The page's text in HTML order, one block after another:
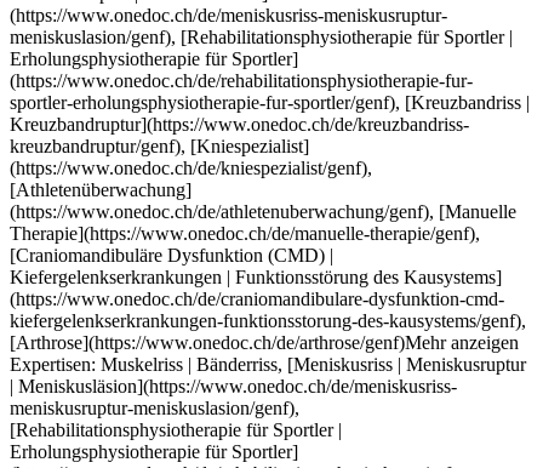
uberwachung/genf), [Manuelle Therapie](https://www.onedoc.ch/de/manuelle-therapie/genf), [Craniomandibuläre Dysfunktion (CMD) | Kiefergelenkserkrankungen | Funktionsstörung des Kausystems](https://www.onedoc.ch/de/craniomandibulare-dysfunktion-cmd-kiefergelenkserkrankungen-funktionsstorung-des-kausystems/genf), [Arthrose](https://www.onedoc.ch/de/arthrose/genf)Mehr anzeigen Expertisen: Muskelriss | Bänderriss, [Meniskusriss | Meniskusruptur | Meniskusläsion](https://www.onedoc.ch/de/meniskusriss-meniskusruptur-meniskuslasion/genf), [Rehabilitationsphysiotherapie für Sportler | Erholungsphysiotherapie für Sportler](https://www.onedoc.ch/de/rehabilitationsphysiotherapie-fur-sportler-erholungsphysiotherapie-fur-sportler/genf), [Kreuzbandriss | Kreuzbandruptur](https://www.onedoc.ch/de/kreuzbandriss-kreuzbandruptur/genf), [Kniespezialist](https://www.onedoc.ch/de/kniespezialist/genf), [Athletenüberwachung](https://www.onedoc.ch/de/athletenuberwachung/genf), [Manuelle Therapie](https://www.onedoc.ch/de/manuelle-therapie/genf), [Craniomandibuläre Dysfunktion (CMD) | Kiefergelenkserkrankungen | Funktionsstörung des Kausystems](https://www.onedoc.ch/de/craniomandibulare-dysfunktion-cmd-kiefergelenkserkrankungen-funktionsstorung-des-kausystems/genf), [Arthrose](https://www.onedoc.ch/de/arthrose/genf)Mehr anzeigen [![Herr Fabrice Robin, Physiotherapeut in Genf](https://assets.onedoc.ch/images/users/d9bc6843c4d1e7bea0737529ca81b1bc3d6b8c202bf324cd268d731efe261960-small.jpg "Herr Fabrice Robin, Physiotherapeut in Genf")](https://www.onedoc.ch/de/physiotherapeut/genf/pc4mg/fabrice-robin) ### [Herr Fabrice Robin](https://www.onedoc.ch/de/physiotherapeut/genf/pc4mg/fabrice-robin) ![Abzeichen, das ein verifiziertes Profil kennzeichnet](https://www.onedoc.ch/assets/images/icons/checkmark.svg) [Physiotherapeut](https://www.onedoc.ch/de/physiotherapeut/genf) [Centre de Physiothérapie Alfred Vincent](https://www.onedoc.ch/de/physiotherapiepraxis/genf/ebb2j/centre-de-physiotherapie-alfred-vincent) Rue Docteur-Alfred-Vincent 16 1201 Genf ![Patient mit Pluszeichen, der anzeigt, dass neue Patienten angenommen werden](https://www.onedoc.ch/assets/images/icons/new-patients.svg)Akzeptiert neue Patienten [Termin buchen](https://www.onedoc.ch/de/physiotherapeut/genf/pc4mg/fabrice-robin) Expertisen: Muskelriss | Bänderriss, [Distorsion | Verstauchung](https://www.onedoc.ch/de/distorsion-verstauchung/genf), [Rehabilitationsphysiotherapie für Sportler | Erholungsphysiotherapie für Sportler](https://www.onedoc.ch/de/rehabilitationsphysiotherapie-fur-sportler-erholungsphysiotherapie-fur-sportler/genf), [Tendinitis | Sehnenentzündung](https://www.onedoc.ch/de/tendinitis-sehnenentzundung/genf), [Craniomandibuläre Dysfunktion (CMD) | Kiefergelenkserkrankungen | Funktionsstörung des Kausystems](https://www.onedoc.ch/de/craniomandibulare-dysfunktion-cmd-kiefergelenkserkrankungen-funktionsstorung-des-kausystems/genf), [Gleichgewichtstraining](https://www.onedoc.ch/de/gleichgewichtstraining/genf), [Manuelle Therapie](https://www.onedoc.ch/de/manuelle-therapie/genf), [Meniskusriss | Meniskusruptur | Meniskusläsion](https://www.onedoc.ch/de/meniskusriss-meniskusruptur-meniskuslasion/genf), [Kreuzbandriss | Kreuzbandruptur](https://www.onedoc.ch/de/kreuzbandriss-kreuzbandruptur/genf)Mehr anzeigen Expertisen: Muskelriss | Bänderriss, [Distorsion | Verstauchung](https://www.onedoc.ch/de/distorsion-verstauchung/genf), [Rehabilitationsphysiotherapie für Sportler | Erholungsphysiotherapie für Sportler](https://www.onedoc.ch/de/rehabilitationsphysiotherapie-fur-sportler-erholungsphysiotherapie-fur-sportler/genf), [Tendinitis | Sehnenentzündung](https://www.onedoc.ch/de/tendinitis-sehnenentzundung/genf), [Craniomandibuläre Dysfunktion (CMD) | Kiefergelenkserkrankungen | Funktionsstörung des Kausystems](https://www.onedoc.ch/de/craniomandibulare-dysfunktion-cmd-kiefergelenkserkrankungen-funktionsstorung-des-kausystems/genf), [Gleichgewichtstraining](https://www.onedoc.ch/de/gleichgewichtstraining/genf), [Manuelle Therapie](https://www.onedoc.ch/de/manuelle-therapie/genf), [Meniskusriss | Meniskusruptur | Meniskusläsion](https://www.onedoc.ch/de/meniskusriss-meniskusruptur-meniskuslasion/genf), [Kreuzbandriss | Kreuzbandruptur](https://www.onedoc.ch/de/kreuzbandriss-kreuzbandruptur/genf)Mehr anzeigen [![Herr Paul Chonavel, Physiotherapeut in Genf](https://assets.onedoc.ch/images/users/7bd4cd1f6d749cb8c1add0aba5fb68653af7e5317d7278f0301f6d76c82cdd9d-small.png "Herr Paul Chonavel, Physiotherapeut in Genf")](https://www.onedoc.ch/de/physiotherapeut/genf/pc4b0/paul-chonavel) ### [Herr Paul Chonavel](https://www.onedoc.ch/de/physiotherapeut/genf/pc4b0/paul-chonavel) ![Abzeichen, das ein verifiziertes Profil kennzeichnet](https://www.onedoc.ch/assets/images/icons/checkmark.svg) [Physiotherapeut](https://www.onedoc.ch/de/physiotherapeut/genf) [Physiothérapie la Colline - Eaux-Vives](https://www.onedoc.ch/de/physiotherapiepraxis/genf/ebd5a/physiotherapie-la-colline-eaux-vives) Avenue de la Gare des Eaux-Vives 28 1208 Genf ![Patient mit Pluszeichen, der anzeigt, dass neue Patienten angenommen werden](https://www.onedoc.ch/assets/images/icons/new-patients.svg)Akzeptiert neue Patienten [Termin buchen](https://www.onedoc.ch/de/physiotherapeut/genf/pc4b0/paul-chonavel) Expertisen: Muskelriss | Bänderriss, [Meniskusriss | Meniskusruptur | Meniskusläsion](https://www.onedoc.ch/de/meniskusriss-meniskusruptur-meniskuslasion/genf), [Kreuzbandriss | Kreuzbandruptur](https://www.onedoc.ch/de/kreuzbandriss-kreuzbandruptur/genf), [Rehabilitationsphysiotherapie für Sportler | Erholungsphysiotherapie für Sportler](https://www.onedoc.ch/de/rehabilitationsphysiotherapie-fur-sportler-erholungsphysiotherapie-fur-sportler/genf), [Laufanalyse | Ganganalyse](https://www.onedoc.ch/de/laufanalyse-ganganalyse/genf), [Athletenüberwachung](https://www.onedoc.ch/de/athletenuberwachung/genf), [Iliotibiales Bandsyndrom | Schleimbeutelentzündung](https://www.onedoc.ch/de/iliotibiales-bandsyndrom-schleimbeutelentzundung/genf)Mehr anzeigen Expertisen: Muskelriss | Bänderriss, [Meniskusriss | Meniskusruptur | Meniskusläsion](https://www.onedoc.ch/de/meniskusriss-meniskusruptur-meniskuslasion/genf), [Kreuzbandriss | Kreuzbandruptur](https://www.onedoc.ch/de/kreuzbandriss-kreuzbandruptur/genf), [Rehabilitationsphysiotherapie für Sportler | Erholungsphysiotherapie für Sportler](https://www.onedoc.ch/de/rehabilitationsphysiotherapie-fur-sportler-erholungsphysiotherapie-fur-sportler/genf), [Laufanalyse | Ganganalyse](https://www.onedoc.ch/de/laufanalyse-ganganalyse/genf), [Athletenüberwachung](https://www.onedoc.ch/de/athletenuberwachung/genf), [Iliotibiales Bandsyndrom | Schleimbeutelentzündung](https://www.onedoc.ch/de/iliotibiales-bandsyndrom-schleimbeutelentzundung/genf)Mehr anzeigen [![Herr Adrian Mesa-Yip, Sportphysiotherapeut in Genf](https://assets.onedoc.ch/images/users/8f3ed54302bc2f9b65d51a64abc8ff92ceec488783178c1096b1cd012b5441a2-small.jpg "Herr Adrian Mesa-Yip, Sportphysiotherapeut in Genf")](https://www.onedoc.ch/de/sportphysiotherapeut/genf/pc4iy/adrian-mesa-yip) ### [Herr Adrian Mesa-Yip](https://www.onedoc.ch/de/sportphysiotherapeut/genf/pc4iy/adrian-mesa-yip) ![Abzeichen, das ein verifiziertes Profil kennzeichnet](https://www.onedoc.ch/assets/images/icons/checkmark.svg) [Sportphysiotherapeut](https://www.onedoc.ch/de/sportphysiotherapeut/genf) [Thérapies Sport and Move Les Voisins](https://www.onedoc.ch/de/physiotherapiepraxis/genf/ebfip/therapies-sport-and-move-les-voisins) Rue des Voisins 15 1205 Genf ![Patient mit Pluszeichen, der anzeigt, dass neue Patienten angenommen werden](https://www.onedoc.ch/assets/images/icons/new-patients.svg)Akzeptiert neue Patienten [Termin buchen](https://www.onedoc.ch/de/sportphysiotherapeut/genf/pc4iy/adrian-mesa-yip) Expertisen: Muskelriss | Bänderriss, [Rehabilitationsphysiotherapie für Sportler | Erholungsphysiotherapie für Sportler](https://www.onedoc.ch/de/rehabilitationsphysiotherapie-fur-sportler-erholungsphysiotherapie-fur-sportler/genf), [Athletenüberwachung](https://www.onedoc.ch/de/athletenuberwachung/genf), [Rehabilitation des Bewegungsapparates | Muskuloskelettale Rehabilitation](https://www.onedoc.ch/de/rehabilitation-des-bewegungsapparates-muskuloskelettale-rehabilitation/genf)Mehr anzeigen Expertisen: Muskelriss | Bänderriss, [Rehabilitationsphysiotherapie für Sportler | Erholungsphysiotherapie für Sportler](https://www.onedoc.ch/de/rehabilitationsphysiotherapie-fur-sportler-erholungsphysiotherapie-fur-sportler/genf), [Athletenüberwachung](https://www.onedoc.ch/de/athletenuberwachung/genf), [Rehabilitation des Bewegungsapparates | Muskuloskelettale Rehabilitation](https://www.onedoc.ch/de/rehabilitation-des-bewegungsapparates-muskuloskelettale-rehabilitation/genf)Mehr anzeigen [![Dr. Hassen Hassani, Orthopädischer Chirurg in Genf](https://assets.onedoc.ch/images/users/33dd38b3de2460f089ebf6407fd3879fccd6954f8595a79aefade4dd739f7be6-small.jpg "Dr. Hassen Hassani, Orthopädischer Chirurg in Genf")](https://www.onedoc.ch/de/orthopadischer-chirurg/genf/pb4te/dr-hassen-hassani) ### [Dr. Hassen Hassani](https://www.onedoc.ch/de/orthopadischer-chirurg/genf/pb4te/dr-hassen-hassani) ![Abzeichen, das ein verifiziertes Profil kennzeichnet](https://www.onedoc.ch/assets/images/icons/checkmark.svg) [Orthopädischer Chirurg](https://www.onedoc.ch/de/orthopadischer-chirurg/genf) [Medbase Genève Gare Cornavin](https://www.onedoc.ch/de/medizinisches-zentrum/genf/ece/medbase-geneve-gare-cornavin) Place de Cornavin 7 1201 Genf ![Dr. Hassen Hassani ist bei Medbase angeschlossen](https://assets.onedoc.ch/images/networks/logos/f5eeafeb3e2695f80dba6bfea4fc4a0c36c3323a83934f509b4377455dac4244-small.png) ![Patient mit Pluszeichen, der anzeigt, dass neue Patienten angenommen werden](https://www.onedoc.ch/assets/images/icons/new-patients.svg)Akzeptiert neue Patienten [Termin buchen](https://www.onedoc.ch/de/orthopadischer